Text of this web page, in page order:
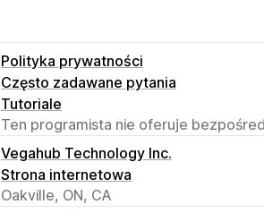
Polityka prywatności
Często zadawane pytania
Tutoriale
Ten programista nie oferuje
Vegahub Technology Inc.
Strona internetowa
Oakville, ON, CA